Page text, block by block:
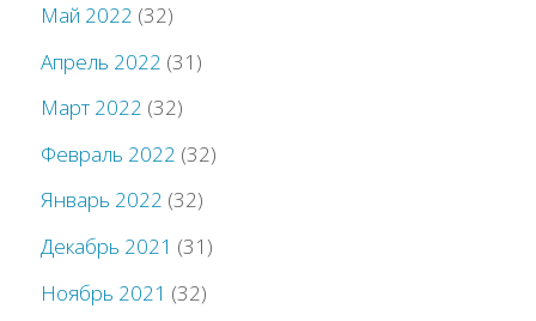
Май 2022 (32)
Апрель 2022 (31)
Март 2022 (32)
Февраль 2022 (32)
Январь 2022 (32)
Декабрь 2021 (31)
Ноябрь 2021 (32)